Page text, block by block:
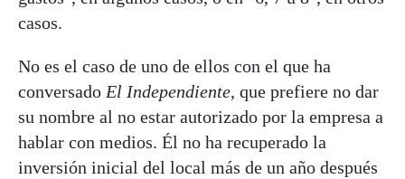
casos.
No es el caso de uno de ellos con el que ha
conversado El Independiente, que prefiere no dar
su nombre al no estar autorizado por la empresa a
hablar con medios. Él no ha recuperado la
inversión inicial del local más de un año después